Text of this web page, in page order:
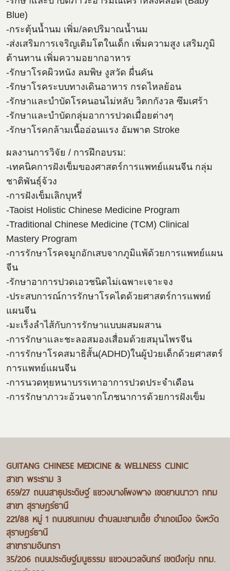
Blue)
-กระตุ้นน้ำนม เพิ่ม/ลดปริมาณน้ำนม
-ส่งเสริมการเจริญเติมโตในเด็ก เพิ่มความสูง เสริมภูมิ
ต้านทาน เพิ่มความอยากอาหาร
-รักษาโรคผิวหนัง ลมพิษ งูสวัด ผื่นคัน
-รักษาโรคระบบทางเดินอาหาร กรดไหลย้อน
-รักษาและบำบัดโรคนอนไม่หลับ วิตกกังวล ซึมเศร้า
-รักษาและบำบัดกลุ่มอาการปวดเมื่อยต่างๆ
-รักษาโรคกล้ามเนื้ออ่อนแรง อัมพาต Stroke
ผลงานการวิจัย / การฝึกอบรม:
-เทคนิคการฝังเข็มของศาสตร์การแพทย์แผนจีน กลุ่ม
ชาติพันธุ์จ้วง
-การฝังเข็มเลิกบุหรี่
-Taoist Holistic Chinese Medicine Program
-Traditional Chinese Medicine (TCM) Clinical
Mastery Program
-การรักษาโรคจมูกอักเสบจากภูมิแพ้ด้วยการแพทย์แผน
จีน
-รักษาอาการปวดเอวชนิดไม่เฉพาะเจาะจง
-ประสบการณ์การรักษาโรคไตด้วยศาสตร์การแพทย์
แผนจีน
-มะเร็งลำไส้กับการรักษาแบบผสมผสาน
-การรักษาและชะลอสมองเสื่อมด้วยสมุนไพรจีน
-การรักษาโรคสมาธิสั้น(ADHD)ในผู้ป่วยเด็กด้วยศาสตร์
การแพทย์แผนจีน
-การนวดทุยหนาบรรเทาอาการปวดประจำเดือน
-การรักษาภาวะอ้วนจากโภชนาการด้วยการฝังเข็ม
GUITANG CHINESE MEDICINE & WELLNESS CLINIC
สาขา พระราม 3
659/27 ถนนสาธุประดิษฐ์ แขวงบางโพงพาง เขตยานนาวา กทม
สาขา สุราษฎร์ธานี
221/88 หมู่ 1 ถนนชนเกษม ตำบลมะขามเตี้ย อำเภอเมือง จังหวัด
สุราษฎร์ธานี
สาขารามอินทรา
35/206 ถนนประดิษฐ์มนูธรรม แขวงนวลจันทร์ เขตบึงกุ่ม กทม.